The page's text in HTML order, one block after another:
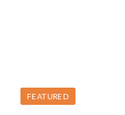
FEATURED